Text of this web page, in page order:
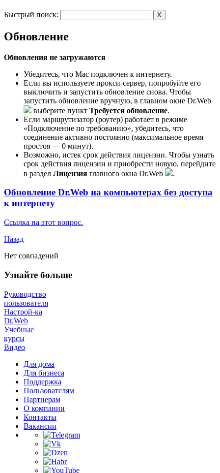
Быстрый поиск: X
Обновление
Обновления не загружаются
Убедитесь, что Mac подключен к интернету.
Если вы используете прокси-сервер, попробуйте его
выключить и запустить обновление снова. Чтобы
запустить обновление вручную, в главном окне Dr.Web
выберите пункт Требуется обновление.
Если маршрутизатор (роутер) работает в режиме
«Подключение по требованию», убедитесь, что
соединение активно постоянно (максимальное время
простоя — 0 минут).
Возможно, истек срок действия лицензии. Чтобы узнать
срок действия лицензии и приобрести новую, перейдите
в раздел Лицензия главного окна Dr.Web .
Обновление Dr.Web на компьютерах без доступа
к интернету
Ссылка на этот вопрос.
Назад
Нет совпадений
Узнайте больше
Руководство
пользователя
Настрой-ка
Dr.Web
Учебные
курсы
Видео
Для дома
Для бизнеса
Поддержка
Пользователям
Партнерам
О компании
Контакты
Вакансии